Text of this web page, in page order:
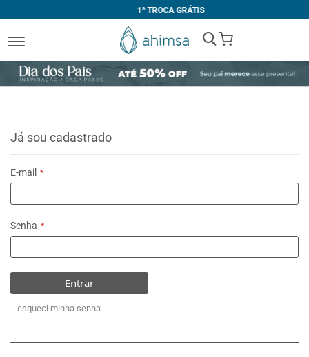
1ª TROCA GRÁTIS
My Cart
Já sou cadastrado
E-mail
Senha
Entrar
esqueci minha senha